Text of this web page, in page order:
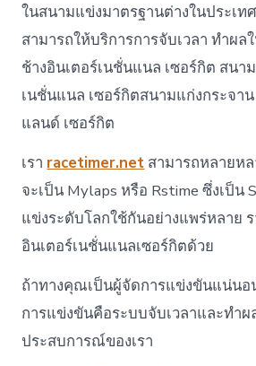
ในสนามแข่งมาตรฐานต่างในประเท
สามารถให้บริการการจับเวลา ทำผล
ช้างอินเตอร์เนชั่นแนล เซอร์กิต สนา
เนชั่นแนล เซอร์กิตสนามแก่งกระจา
แลนด์ เซอร์กิต
เรา racetimer.net สามารถหลายห
จะเป็น Mylaps หรือ Rstime ซึ่งเป็น
แข่งระดับโลกใช้กันอย่างแพร่หลาย
อินเตอร์เนชั่นแนลเซอร์กิตด้วย
ถ้าทางคุณเป็นผู้จัดการแข่งขันแน่นอ
การแข่งขันคือระบบจับเวลาและทำ
ประสบการณ์ของเรา